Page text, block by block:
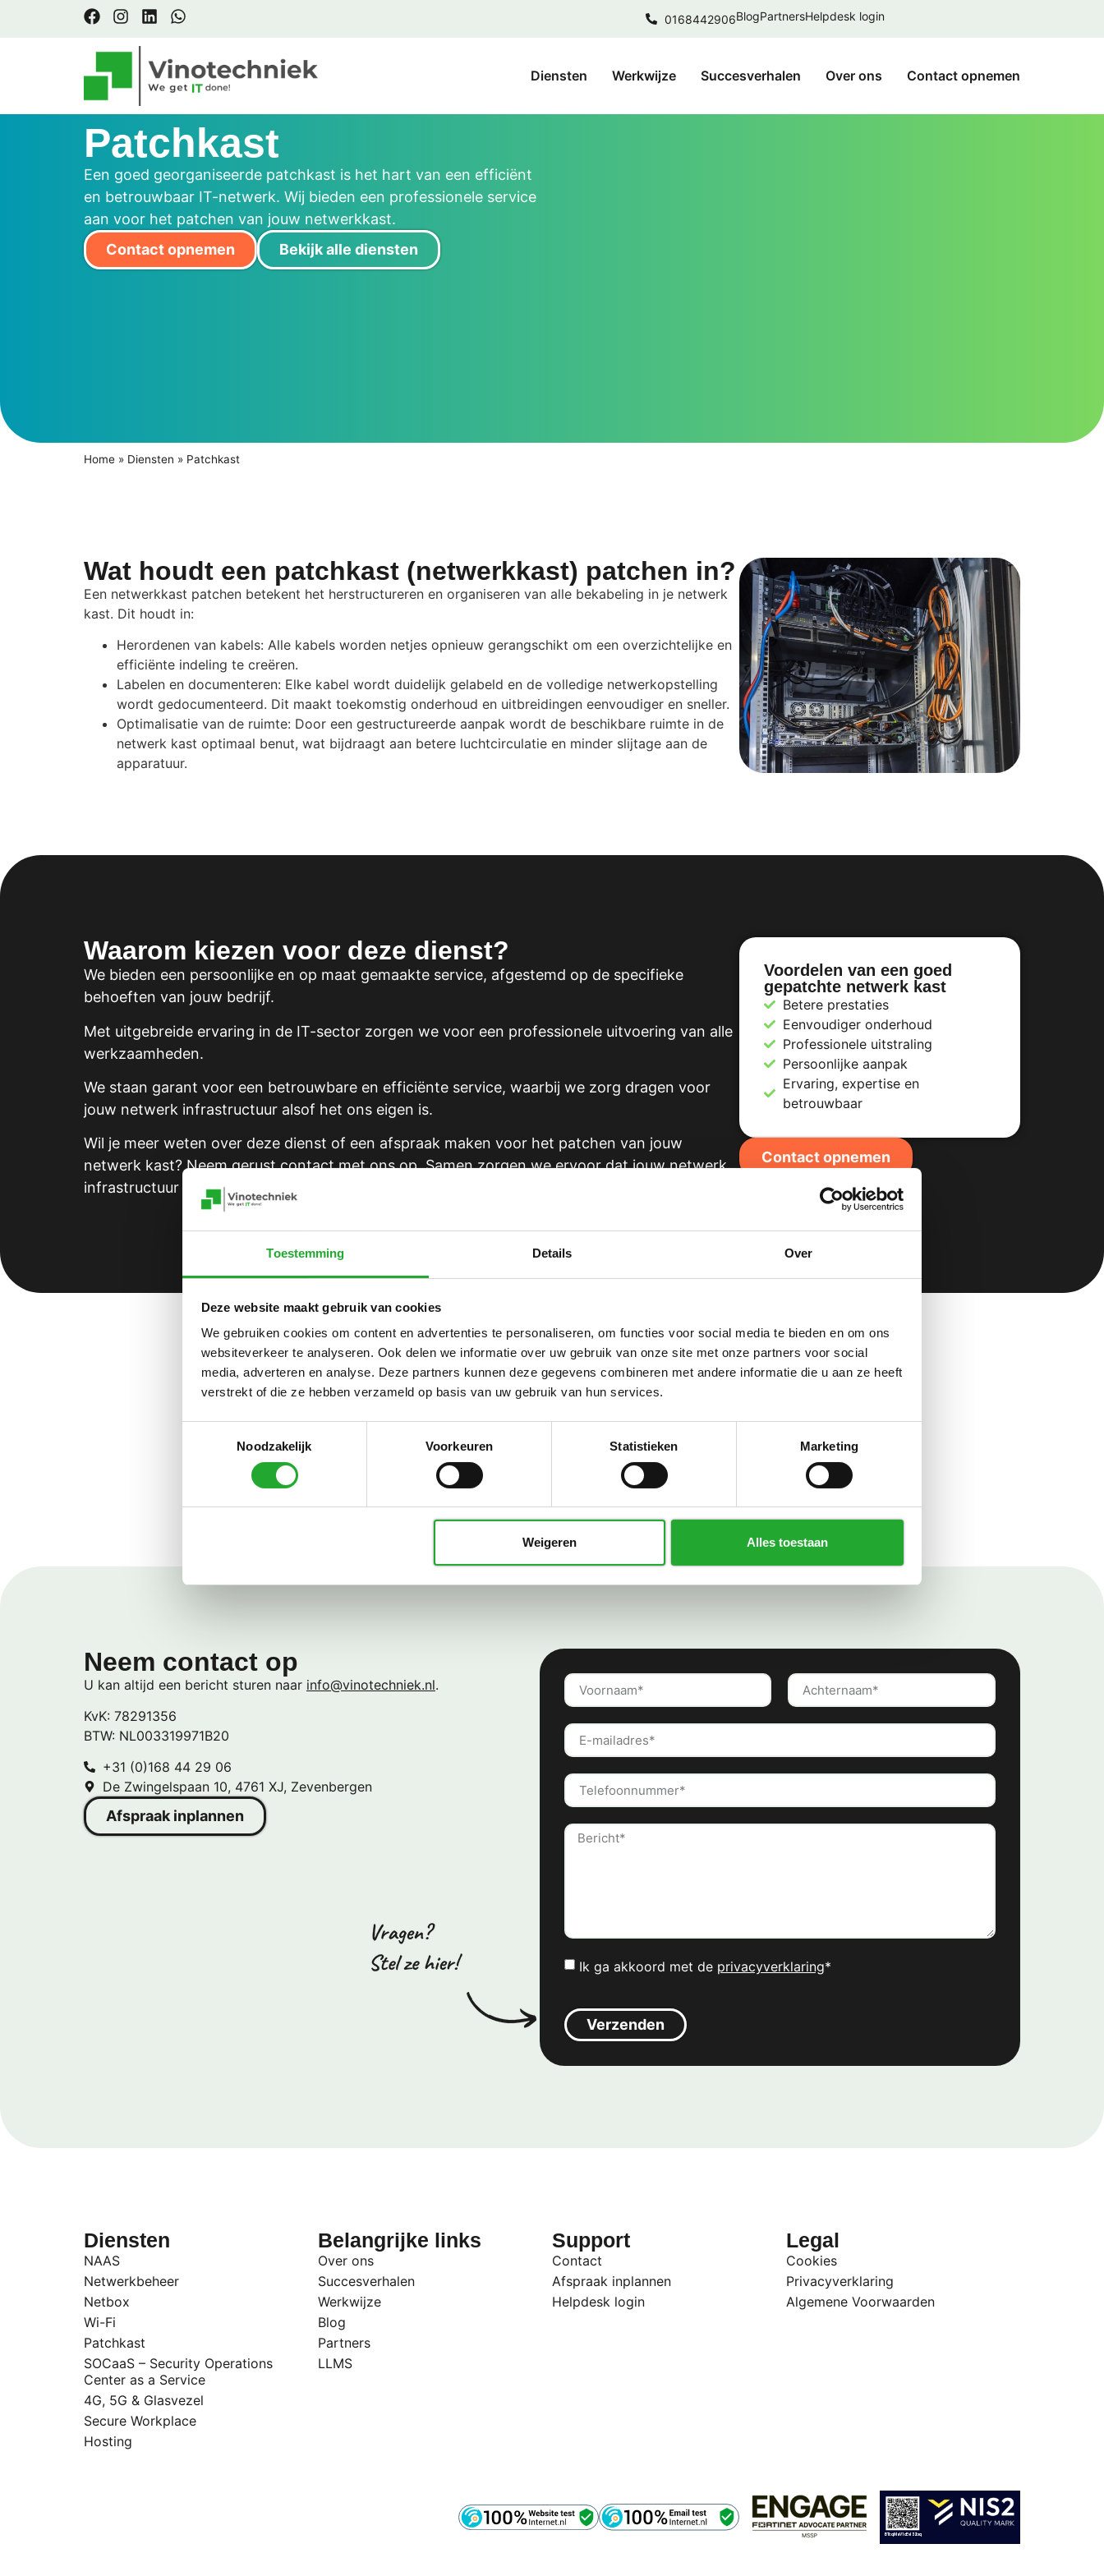
Toestemming Details Over
Deze website maakt gebruik van cookies
We gebruiken cookies om content en advertenties te personaliseren, om functies voor social media te bieden en om ons
websiteverkeer te analyseren. Ook delen we informatie over uw gebruik van onze site met onze partners voor social
media, adverteren en analyse. Deze partners kunnen deze gegevens combineren met andere informatie die u aan ze heeft
verstrekt of die ze hebben verzameld op basis van uw gebruik van hun services.
Noodzakelijk
Voorkeuren Statistieken Marketing
Weigeren Alles toestaan
0168442906BlogPartnersHelpdesk login
Diensten Werkwijze Succesverhalen Over ons Contact opnemen
Patchkast
Een goed georganiseerde patchkast is het hart van een efficiënt
en betrouwbaar IT-netwerk. Wij bieden een professionele service
aan voor het patchen van jouw netwerkkast.
Contact opnemen
Bekijk alle diensten
Home » Diensten » Patchkast
Wat houdt een patchkast (netwerkkast) patchen in?
Een netwerkkast patchen betekent het herstructureren en organiseren van alle bekabeling in je netwerk
kast. Dit houdt in:
Herordenen van kabels: Alle kabels worden netjes opnieuw gerangschikt om een overzichtelijke en
efficiënte indeling te creëren.
Labelen en documenteren: Elke kabel wordt duidelijk gelabeld en de volledige netwerkopstelling
wordt gedocumenteerd. Dit maakt toekomstig onderhoud en uitbreidingen eenvoudiger en sneller.
Optimalisatie van de ruimte: Door een gestructureerde aanpak wordt de beschikbare ruimte in de
netwerk kast optimaal benut, wat bijdraagt aan betere luchtcirculatie en minder slijtage aan de
apparatuur.
Waarom kiezen voor deze dienst?
We bieden een persoonlijke en op maat gemaakte service, afgestemd op de specifieke
behoeften van jouw bedrijf.
Met uitgebreide ervaring in de IT-sector zorgen we voor een professionele uitvoering van alle
werkzaamheden.
We staan garant voor een betrouwbare en efficiënte service, waarbij we zorg dragen voor
jouw netwerk infrastructuur alsof het ons eigen is.
Wil je meer weten over deze dienst of een afspraak maken voor het patchen van jouw
netwerk kast? Neem gerust contact met ons op. Samen zorgen we ervoor dat jouw netwerk
infrastructuur in optimale conditie verkeert.
Voordelen van een goed
gepatchte netwerk kast
Betere prestaties
Eenvoudiger onderhoud
Professionele uitstraling
Persoonlijke aanpak
Ervaring, expertise en
betrouwbaar
Contact opnemen
Veelgestelde vragen patchkast
Heb ik een netwerkkast nodig?
Waarvoor wordt een netwerkkast gebruikt?
Neem contact op
U kan altijd een bericht sturen naar info@vinotechniek.nl.
KvK: 78291356
BTW: NL003319971B20
+31 (0)168 44 29 06
De Zwingelspaan 10, 4761 XJ, Zevenbergen
Afspraak inplannen
Ik ga akkoord met de privacyverklaring*
Verzenden
Diensten
NAAS
Netwerkbeheer
Netbox
Wi-Fi
Patchkast
SOCaaS – Security Operations
Center as a Service
4G, 5G & Glasvezel
Secure Workplace
Hosting
Belangrijke links
Over ons
Succesverhalen
Werkwijze
Blog
Partners
LLMS
Support
Contact
Afspraak inplannen
Helpdesk login
Legal
Cookies
Privacyverklaring
Algemene Voorwaarden